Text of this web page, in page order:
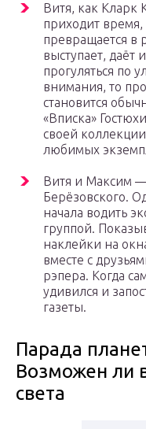
Витя, как Кларк
приходит время,
превращается в
выступает, даёт
прогуляться по
внимания, то
становится
«Вписка»
своей
любимых
Витя и Максим
Берёзовского.
начала водить
группой.
наклейки на
вместе с
рэпера. Когда
удивился и
газеты.
Парада
Возможен ли
света